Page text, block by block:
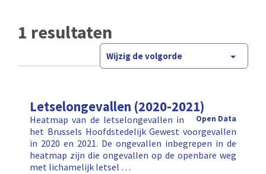
1 resultaten
Wijzig de volgorde
Letselongevallen (2020-2021)
Open Data
Heatmap van de letselongevallen in
het Brussels Hoofdstedelijk Gewest voorgevallen
in 2020 en 2021. De ongevallen inbegrepen in de
heatmap zijn die ongevallen op de openbare weg
met lichamelijk letsel …